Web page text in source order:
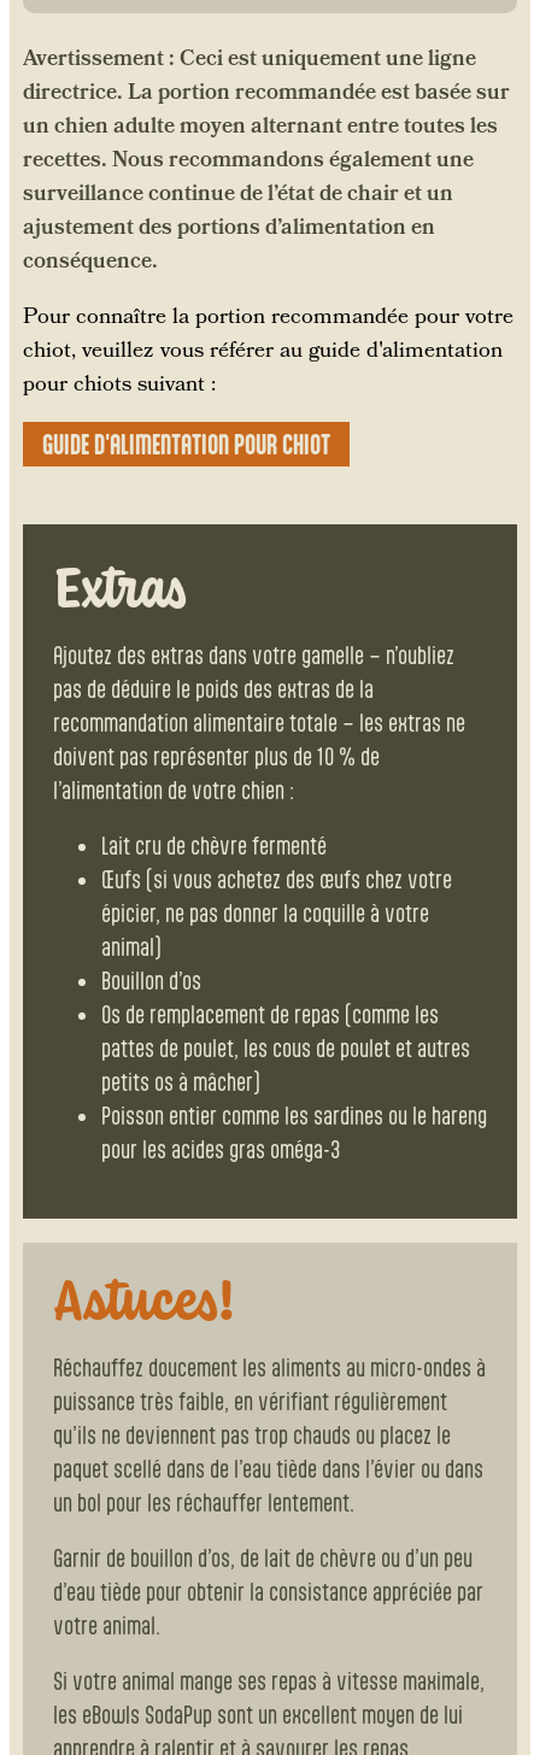
Avertissement : Ceci est uniquement une ligne
directrice. La portion recommandée est basée sur
un chien adulte moyen alternant entre toutes les
recettes. Nous recommandons également une
surveillance continue de l’état de chair et un
ajustement des portions d’alimentation en
conséquence.
Pour connaître la portion recommandée pour votre
chiot, veuillez vous référer au guide d'alimentation
pour chiots suivant :
GUIDE D'ALIMENTATION POUR CHIOT
Extras
Ajoutez des extras dans votre gamelle – n’oubliez
pas de déduire le poids des extras de la
recommandation alimentaire totale – les extras ne
doivent pas représenter plus de 10 % de
l’alimentation de votre chien :
Lait cru de chèvre fermenté
Œufs (si vous achetez des œufs chez votre
épicier, ne pas donner la coquille à votre
animal)
Bouillon d’os
Os de remplacement de repas (comme les
pattes de poulet, les cous de poulet et autres
petits os à mâcher)
Poisson entier comme les sardines ou le hareng
pour les acides gras oméga-3
Astuces!
Réchauffez doucement les aliments au micro-ondes à
puissance très faible, en vérifiant régulièrement
qu’ils ne deviennent pas trop chauds ou placez le
paquet scellé dans de l’eau tiède dans l’évier ou dans
un bol pour les réchauffer lentement.
Garnir de bouillon d’os, de lait de chèvre ou d’un peu
d’eau tiède pour obtenir la consistance appréciée par
votre animal.
Si votre animal mange ses repas à vitesse maximale,
les eBowls SodaPup sont un excellent moyen de lui
apprendre à ralentir et à savourer les repas.